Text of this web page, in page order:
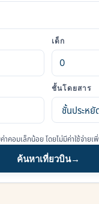
เด็ก
ชั้นโดยสาร
คอมเล็กน้อย โดยไม่มีค่าใช้จ่าย
ค้นหาเที่ยวบิน→